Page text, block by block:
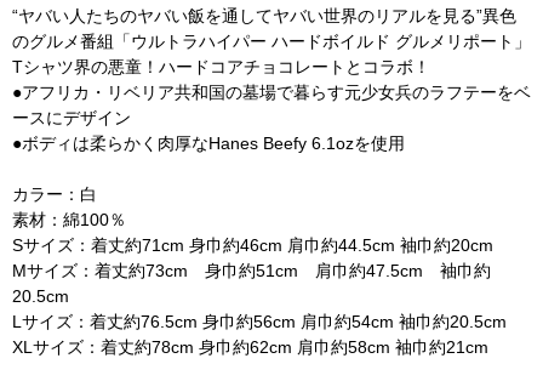
“ヤバい人たちのヤバい飯を通してヤバい世界のリアルを見る”異色
のグルメ番組「ウルトラハイパー ハードボイルド グルメリポート」
Tシャツ界の悪童！ハードコアチョコレートとコラボ！
●アフリカ・リベリア共和国の墓場で暮らす元少女兵のラフテーをベ
ースにデザイン
●ボディは柔らかく肉厚なHanes Beefy 6.1ozを使用
カラー：白
素材：綿100％
Sサイズ：着丈約71cm 身巾約46cm 肩巾約44.5cm 袖巾約20cm
Mサイズ：着丈約73cm 身巾約51cm 肩巾約47.5cm 袖巾約
20.5cm
Lサイズ：着丈約76.5cm 身巾約56cm 肩巾約54cm 袖巾約20.5cm
XLサイズ：着丈約78cm 身巾約62cm 肩巾約58cm 袖巾約21cm